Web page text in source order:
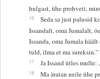
hulgast, ühe prohveti,
16
Seda sa just palusid
Issandalt, oma Jumalalt,
Issanda, oma Jumala
tuld, ilma et ma sureksin.”
17 Ja Issand ütles mulle:
18
Ma äratan neile ühe